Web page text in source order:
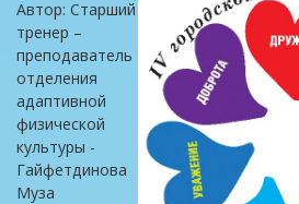
Автор: Старший
тренер –
преподаватель
отделения
адаптивной
физической
культуры -
Гайфетдинова
Муза